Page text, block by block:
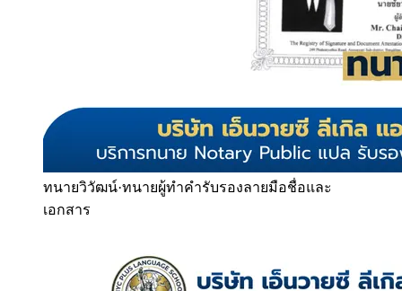
ทนายวิวัฒน์·ทนายผู้ทำคำรับรองลายมือชื่อและ
เอกสาร